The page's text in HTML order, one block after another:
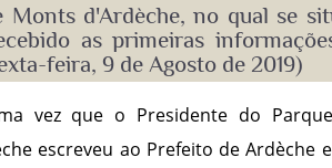
Monts d'Ardèche, no qual se
as primeiras
feira, 9 de Agosto de 2019)
vez que o Presidente do
escreveu ao Prefeito de Ardèche